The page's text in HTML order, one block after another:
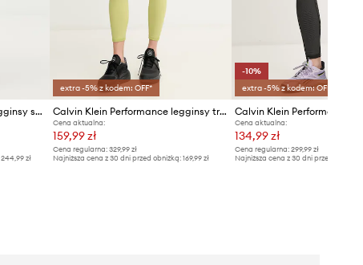
Calvin Klein Performance legginsy sportowe damskie
244,99 zł
extra -5% z kodem: OFF*
Calvin Klein Performance legginsy treningowe
Cena aktualna:
159,99 zł
Cena regularna:329,99 zł
Najniższa cena z 30 dni przed obniżką:169,99 zł
-10%
extra -5% z kodem: OFF*
Cena aktualna:
134,99 zł
Cena regularna: 299,99 zł
Najniższa cena z 30 dni przed obniżką: